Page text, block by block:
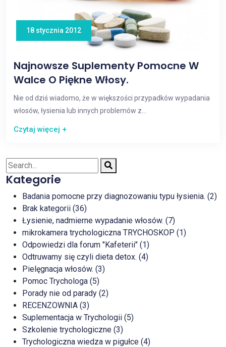
18 stycznia 2012
Najnowsze Suplementy Pomocne W
Walce O Piękne Włosy.
Nie od dziś wiadomo, że w większości przypadków wypadania
włosów, łysienia lub innych problemów z...
Czytaj więcej +
Kategorie
Badania pomocne przy diagnozowaniu typu łysienia. (2)
Brak kategorii (36)
Łysienie, nadmierne wypadanie włosów. (7)
mikrokamera trychologiczna TRYCHOSKOP (1)
Odpowiedzi dla forum "Kafeterii" (1)
Odtruwamy się czyli dieta detox. (4)
Pielęgnacja włosów. (3)
Pomoc Trychologa (5)
Porady nie od parady (2)
RECENZOWNIA (3)
Suplementacja w Trychologii (5)
Szkolenie trychologiczne (3)
Trychologiczna wiedza w pigułce (4)